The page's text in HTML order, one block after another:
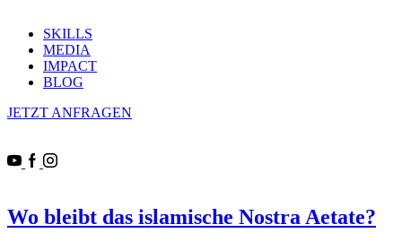
SKILLS
MEDIA
IMPACT
BLOG
JETZT ANFRAGEN
Wo bleibt das islamische Nostra Aetate?